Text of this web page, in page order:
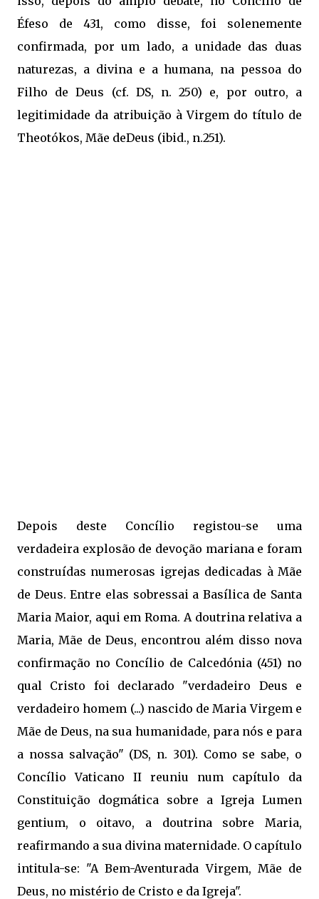
Éfeso de 431, como disse, foi solenemente
confirmada, por um lado, a unidade das duas
naturezas, a divina e a humana, na pessoa do
Filho de Deus (cf. DS, n. 250) e, por outro, a
legitimidade da atribuição à Virgem do título de
Theotókos, Mãe deDeus (ibid., n.251).
Depois deste Concílio registou-se uma
verdadeira explosão de devoção mariana e foram
construídas numerosas igrejas dedicadas à Mãe
de Deus. Entre elas sobressai a Basílica de Santa
Maria Maior, aqui em Roma. A doutrina relativa a
Maria, Mãe de Deus, encontrou além disso nova
confirmação no Concílio de Calcedónia (451) no
qual Cristo foi declarado "verdadeiro Deus e
verdadeiro homem (...) nascido de Maria Virgem e
Mãe de Deus, na sua humanidade, para nós e para
a nossa salvação" (DS, n. 301). Como se sabe, o
Concílio Vaticano II reuniu num capítulo da
Constituição dogmática sobre a Igreja Lumen
gentium, o oitavo, a doutrina sobre Maria,
reafirmando a sua divina maternidade. O capítulo
intitula-se: "A Bem-Aventurada Virgem, Mãe de
Deus, no mistério de Cristo e da Igreja".